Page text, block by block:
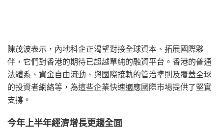
陳茂波表示，內地科企正渴望對接全球資本、拓展國際夥
伴，它們對香港的期待已超越單純的融資平台。香港的普通
法體系、資金自由流動、與國際接軌的管治準則及覆蓋全球
的投資者網絡等，為這些企業快速適應國際市場提供了堅實
支撐。
今年上半年經濟增長更趨全面